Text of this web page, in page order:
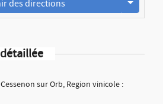
des directions
sur Orb, Region vinicole :